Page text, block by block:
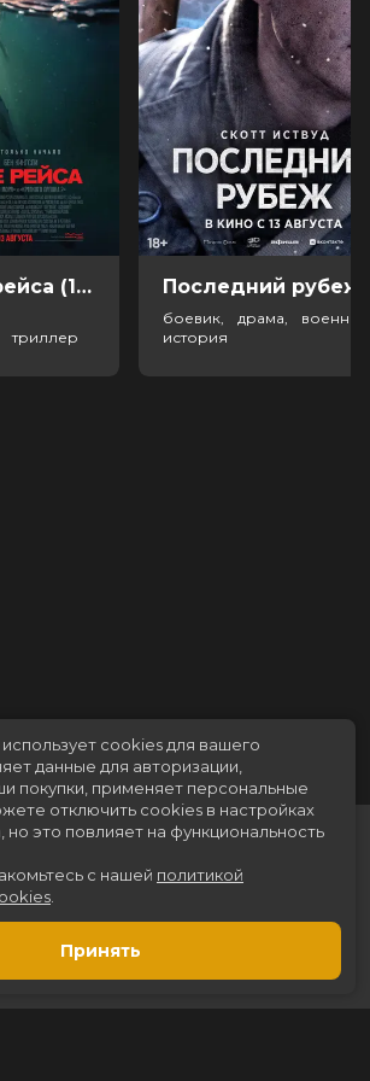
Крушение рейса (18+)
триллер
боевик, драма,
история
cookies для вашего
данные для авторизации,
покупки, применяет персональные
отключить cookies в настройках
но это повлияет на функциональность
с нашей политикой
Принять